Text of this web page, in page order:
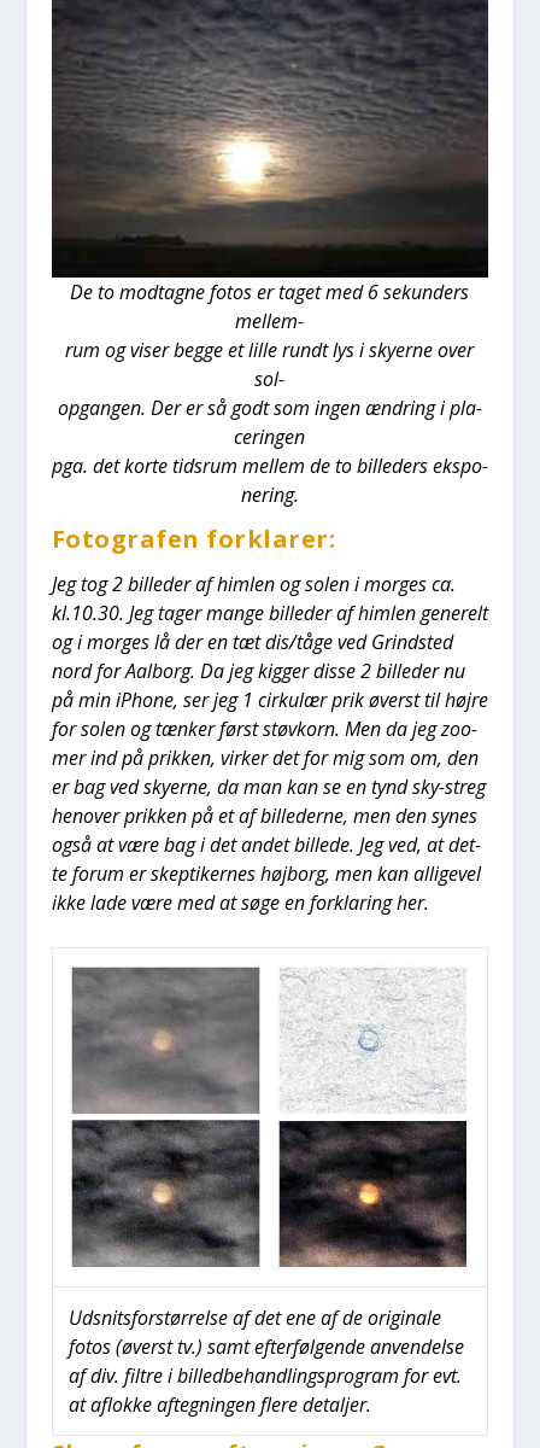
De to mod­tag­ne fotos er taget med 6 sekun­ders
mel­lem-
rum og viser beg­ge et lil­le rundt lys i sky­er­ne over
sol-
opgan­gen. Der er så godt som ingen ændring i pla­
ce­rin­gen
pga. det kor­te tids­rum mel­lem de to bil­le­ders eks­po­
ne­ring.
Foto­gra­fen for­kla­rer:
Jeg tog 2 bil­le­der af him­len og solen i mor­ges ca.
kl.10.30. Jeg tager man­ge bil­le­der af him­len gene­relt
og i mor­ges lå der en tæt dis/tåge ved Grind­sted
nord for Aal­borg. Da jeg kig­ger dis­se 2 bil­le­der nu
på min iPho­ne, ser jeg 1 cir­ku­lær prik øverst til høj­re
for solen og tæn­ker først støv­korn. Men da jeg zoo­
mer ind på prik­ken, vir­ker det for mig som om, den
er bag ved sky­er­ne, da man kan se en tynd sky-streg
henover prik­ken på et af bil­le­der­ne, men den synes
også at være bag i det andet bil­le­de. Jeg ved, at det­
te forum er skep­ti­ker­nes høj­borg, men kan alli­ge­vel
ikke lade være med at søge en for­kla­ring her.
Udsnits­for­stør­rel­se af det ene af de ori­gi­na­le
fotos (øverst tv.) samt efter­føl­gen­de anven­del­se
af div. fil­tre i bil­led­be­hand­lings­pro­gram for evt.
at aflok­ke afteg­nin­gen fle­re detal­jer.